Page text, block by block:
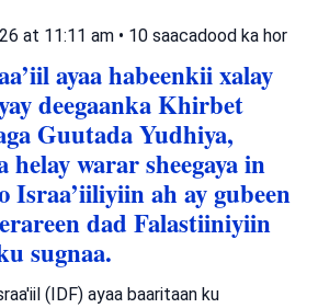
at 11:11 am • 10 saacadood ka hor
ayaa habeenkii xalay
deegaanka Khirbet
Guutada Yudhiya,
warar sheegaya in
Israa’iiliyiin ah ay gubeen
dad Falastiiniyiin
sugnaa.
(IDF) ayaa baaritaan ku